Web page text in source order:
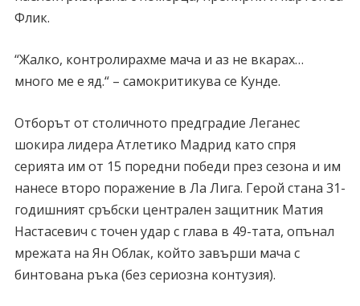
Флик.
“Жалко, контролирахме мача и аз не вкарах…
много ме е яд.“ – самокритикува се Кунде.
Отборът от столичното предградие Леганес
шокира лидера Атлетико Мадрид като спря
серията им от 15 поредни победи през сезона и им
нанесе второ поражение в Ла Лига. Герой стана 31-
годишният сръбски централен защитник Матия
Настасевич с точен удар с глава в 49-тата, опънал
мрежата на Ян Облак, който завърши мача с
бинтована ръка (без сериозна контузия).